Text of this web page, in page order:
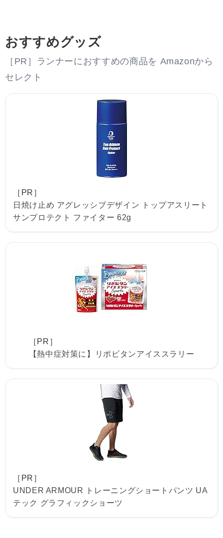
おすすめグッズ
［PR］ランナーにおすすめの商品を Amazonから
セレクト
［PR］
日焼け止め アグレッシブデザイン トップアスリート
サンプロテクト ファイター 62g
［PR］
【熱中症対策に】リポビタンアイススラリー
［PR］
UNDER ARMOUR トレーニングショートパンツ UA
テック グラフィックショーツ